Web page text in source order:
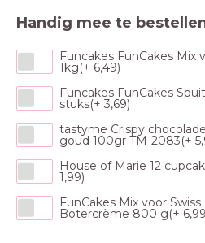
Handig mee te
Funcakes FunCakes Mix
1kg(+ 6,49)
Funcakes FunCakes
stuks(+ 3,69)
tastyme Crispy
goud 100gr TM-2083(+
House of Marie 12
1,99)
FunCakes Mix voor
Botercrème 800 g(+